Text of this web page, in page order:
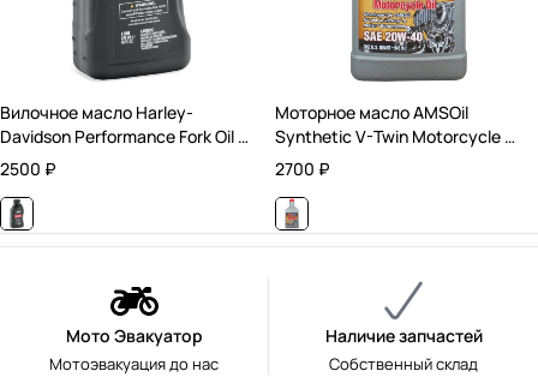
Вилочное масло Harley-
Davidson Performance Fork Oil /
0,473 л.
2500 ₽
Моторное масло AMSOil
Synthetic V-Twin Motorcycle Oil
20W40 / Синтетическое /
0,946 л.
2700 ₽
Мото Эвакуатор
Мотоэвакуация до нас
Наличие запчастей
Собственный склад